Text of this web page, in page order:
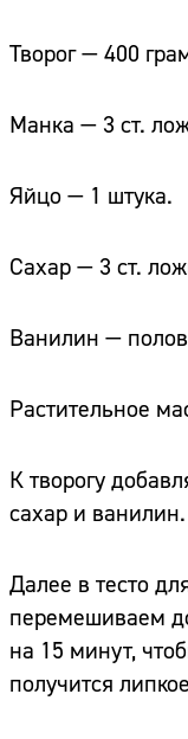
Творог — 400
Манка — 3 ст.
Яйцо — 1 штука.
Сахар — 3 ст.
Ванилин —
Растительное
К творогу
сахар и
Далее в тесто
перемешиваем
на 15 минут,
получится